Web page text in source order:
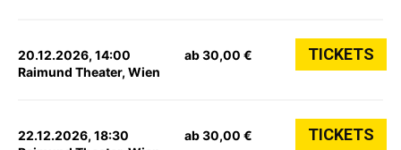
20.12.2026, 14:00
Raimund Theater, Wien
ab 30,00 € TICKETS
22.12.2026, 18:30
ab 30,00 € TICKETS